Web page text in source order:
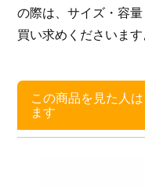
の際は、サイズ・容
買い求めくださいます
この商品を見た人
ます